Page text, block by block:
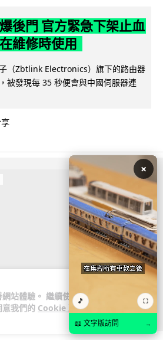
站體驗。 繼續使用
意我們的 Cookie 政
後門 官方緊急下架止血
維修時使用
（Zbtlink Electronics）旗下的路由器
被發現每 35 秒便會與中國伺服器連
×
🎵 ⛶
📖 文字版訪問 →